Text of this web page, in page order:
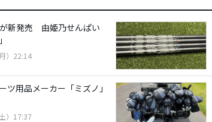
新発売 由姫乃せんぱい
）22:14
ツ用品メーカー「ミズノ」
）17:37